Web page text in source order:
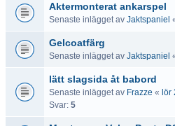
Aktermonterat ankarspel
Senaste inlägget av Jaktspaniel
Gelcoatfärg
Senaste inlägget av Jaktspaniel
lätt slagsida åt babord
Senaste inlägget av Frazze « lör
Svar: 5